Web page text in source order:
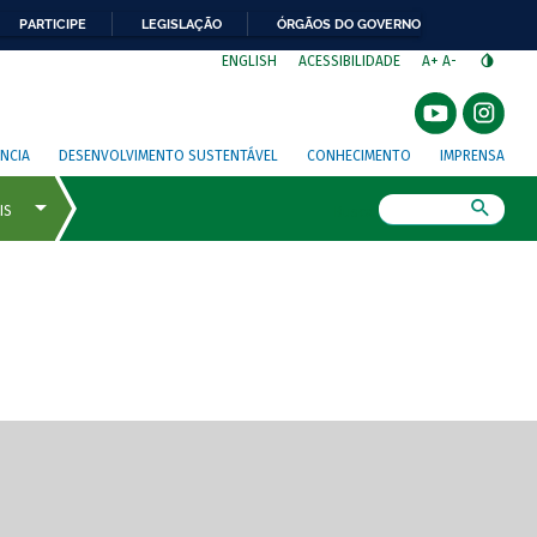
PARTICIPE LEGISLAÇÃO ÓRGÃOS DO GOVERNO
ENGLISH ACESSIBILIDADE A+ A-
DESENVOLVIMENTO SUSTENTÁVEL CONHECIMENTO IMPRENSA
de tela